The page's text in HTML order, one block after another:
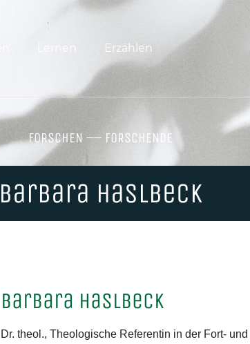
Lernen Erzählen
FORSCHEN –– FORSCHENDE
Barbara Haslbeck
Barbara Haslbeck
Dr. theol., Theologische Referentin in der Fort-